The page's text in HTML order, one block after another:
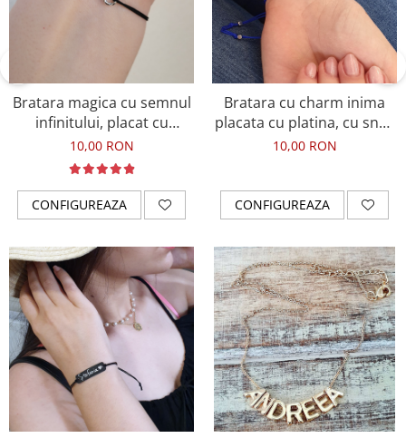
Bratara magica cu semnul
infinitului, placat cu
platina, argintiu inchis, cu
snur ajustabil
10,00 RON
CONFIGUREAZA
Bratara cu charm inima
placata cu platina, cu snur
ajustabil
10,00 RON
CONFIGUREAZA